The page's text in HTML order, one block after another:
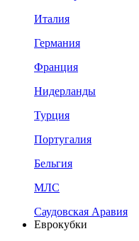
Италия
Германия
Франция
Нидерланды
Турция
Португалия
Бельгия
МЛС
Саудовская Аравия
Еврокубки